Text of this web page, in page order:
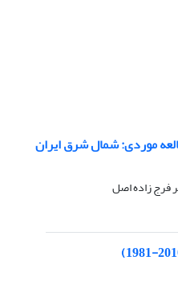
موردی: شمال شرق ایران
فرج زاده اصل